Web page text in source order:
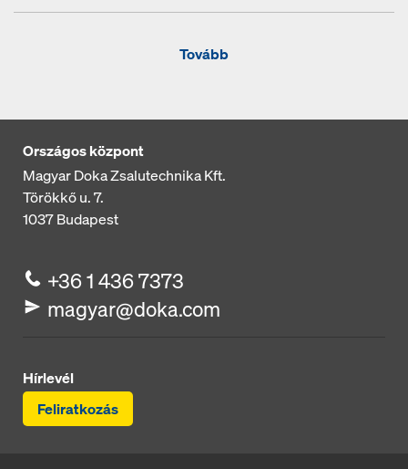
Tovább
Országos központ
Magyar Doka Zsalutechnika Kft.
Törökkő u. 7.
1037Budapest
+36 1 436 7373
magyar@doka.com
Hírlevél
Feliratkozás